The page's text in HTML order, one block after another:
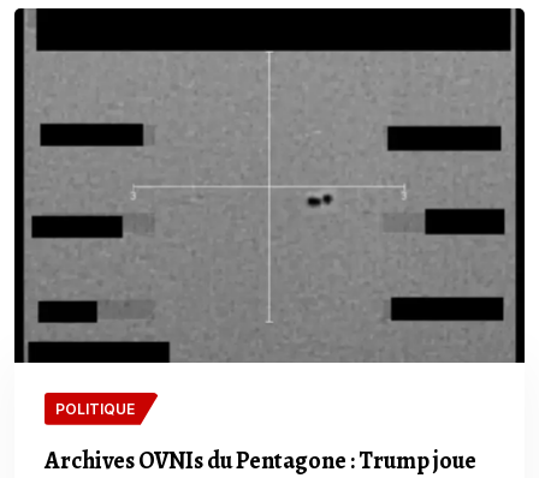
POLITIQUE
Archives OVNIs du Pentagone : Trump joue